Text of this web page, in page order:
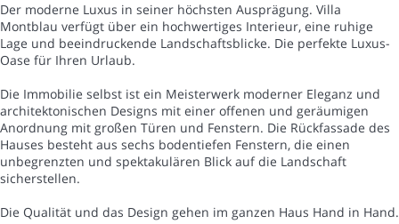
Der moderne Luxus in seiner höchsten Ausprägung. Villa
Montblau verfügt über ein hochwertiges Interieur, eine ruhige
Lage und beeindruckende Landschaftsblicke. Die perfekte Luxus-
Oase für Ihren Urlaub.
Die Immobilie selbst ist ein Meisterwerk moderner Eleganz und
architektonischen Designs mit einer offenen und geräumigen
Anordnung mit großen Türen und Fenstern. Die Rückfassade des
Hauses besteht aus sechs bodentiefen Fenstern, die einen
unbegrenzten und spektakulären Blick auf die Landschaft
sicherstellen.
Die Qualität und das Design gehen im ganzen Haus Hand in Hand.